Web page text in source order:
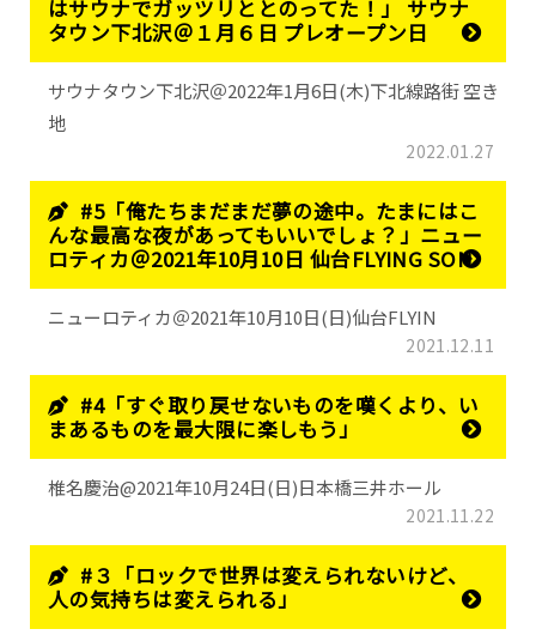
はサウナでガッツリととのってた！」 サウナ
タウン下北沢＠１月６日 プレオープン日
サウナタウン下北沢＠2022年1月6日(木)下北線路街 空き
地
2022.01.27
#5「俺たちまだまだ夢の途中。たまにはこ
んな最高な夜があってもいいでしょ？」ニュー
ロティカ＠2021年10月10日 仙台FLYING SON
ニューロティカ＠2021年10月10日(日)仙台FLYIN
2021.12.11
#4「すぐ取り戻せないものを嘆くより、い
まあるものを最大限に楽しもう」
椎名慶治@2021年10月24日(日)日本橋三井ホール
2021.11.22
#３「ロックで世界は変えられないけど、
人の気持ちは変えられる」